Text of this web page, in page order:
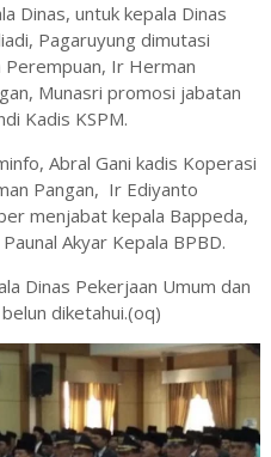
Dinas, untuk kepala Dinas
Pagaruyung dimutasi
Ir Herman
Munasri promosi jabatan
Kadis KSPM.
Abral Gani kadis Koperasi
Pangan, Ir Ediyanto
menjabat kepala Bappeda,
Akyar Kepala BPBD.
Dinas Pekerjaan Umum dan
diketahui.(oq)